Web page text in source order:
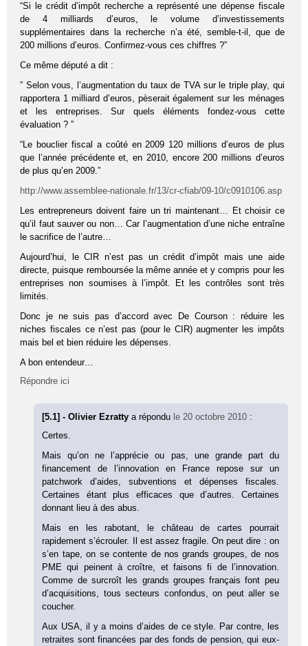
“Si le crédit d’impôt recherche a représenté une dépense fiscale
de 4 milliards d’euros, le volume d’investissements
supplémentaires dans la recherche n’a été, semble-t-il, que de
200 millions d’euros. Confirmez-vous ces chiffres ?”
Ce même député a dit :
” Selon vous, l’augmentation du taux de TVA sur le triple play, qui
rapportera 1 milliard d’euros, pèserait également sur les ménages
et les entreprises. Sur quels éléments fondez-vous cette
évaluation ? ”
“Le bouclier fiscal a coûté en 2009 120 millions d’euros de plus
que l’année précédente et, en 2010, encore 200 millions d’euros
de plus qu’en 2009.”
http://www.assemblee-nationale.fr/13/cr-cfiab/09-10/c0910106.asp
Les entrepreneurs doivent faire un tri maintenant… Et choisir ce
qu’il faut sauver ou non… Car l’augmentation d’une niche entraîne
le sacrifice de l’autre…
Aujourd’hui, le CIR n’est pas un crédit d’impôt mais une aide
directe, puisque remboursée la même année et y compris pour les
entreprises non soumises à l’impôt. Et les contrôles sont très
limités.
Donc je ne suis pas d’accord avec De Courson : réduire les
niches fiscales ce n’est pas (pour le CIR) augmenter les impôts
mais bel et bien réduire les dépenses.
A bon entendeur…
Répondre ici
[5.1] - Olivier Ezrattya répondu le 20 octobre 2010 :
Certes.
Mais qu’on ne l’apprécie ou pas, une grande part du
financement de l’innovation en France repose sur un
patchwork d’aides, subventions et dépenses fiscales.
Certaines étant plus efficaces que d’autres. Certaines
donnant lieu à des abus.
Mais en les rabotant, le château de cartes pourrait
rapidement s’écrouler. Il est assez fragile. On peut dire : on
s’en tape, on se contente de nos grands groupes, de nos
PME qui peinent à croître, et faisons fi de l’innovation.
Comme de surcroît les grands groupes français font peu
d’acquisitions, tous secteurs confondus, on peut aller se
coucher.
Aux USA, il y a moins d’aides de ce style. Par contre, les
retraites sont financées par des fonds de pension, qui eux-